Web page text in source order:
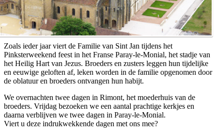
Zoals ieder jaar viert de Familie van Sint Jan tijdens het
Pinksterweekend feest in het Franse Paray-le-Monial, het stadje van
het Heilig Hart van Jezus. Broeders en zusters leggen hun tijdelijke
en eeuwige geloften af, leken worden in de familie opgenomen door
de oblatuur en broeders ontvangen hun habijt.
We overnachten twee dagen in Rimont, het moederhuis van de
broeders. Vrijdag bezoeken we een aantal prachtige kerkjes en
daarna verblijven we twee dagen in Paray-le-Monial.
Viert u deze indrukwekkende dagen met ons mee?